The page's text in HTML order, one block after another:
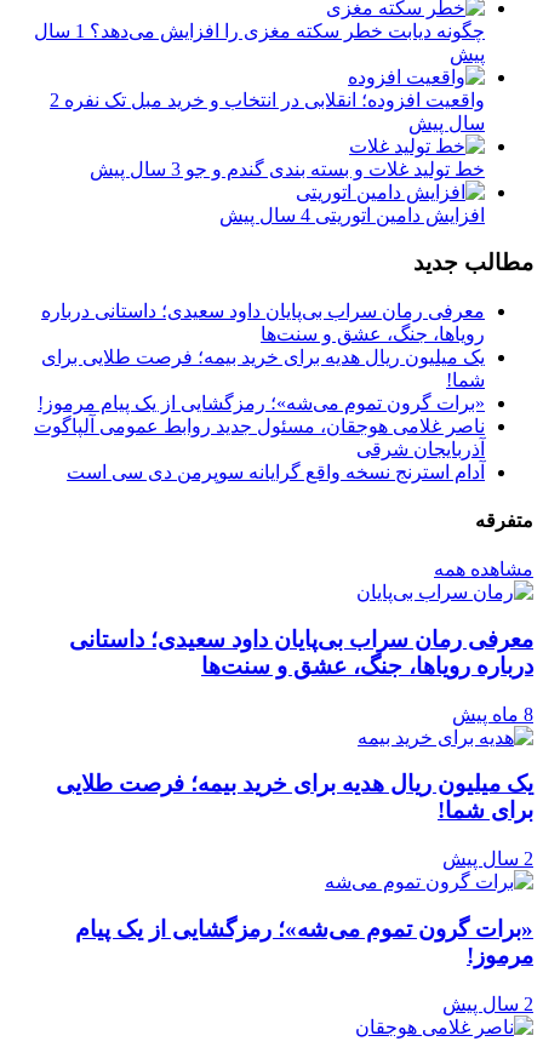
چگونه دیابت خطر سکته مغزی را افزایش می‌دهد؟
1 سال
پیش
واقعیت افزوده؛ انقلابی در انتخاب و خرید مبل تک نفره 2
سال پیش
خط تولید غلات و بسته بندی گندم و جو 3 سال پیش
افزایش دامین اتوریتی 4 سال پیش
مطالب جدید
معرفی رمان سراب بی‌پایان داود سعیدی؛ داستانی درباره
رویاها، جنگ، عشق و سنت‌ها
یک میلیون ریال هدیه برای خرید بیمه؛ فرصت طلایی برای
شما!
«برات گرون تموم می‌شه»؛ رمزگشایی از یک پیام مرموز!
ناصر غلامی هوجقان، مسئول جدید روابط عمومی آلپاگوت
آذربایجان شرقی
آدام استرنج نسخه واقع گرایانه سوپرمن دی سی است
متفرقه
مشاهده همه
معرفی رمان سراب بی‌پایان داود سعیدی؛ داستانی
درباره رویاها، جنگ، عشق و سنت‌ها
8 ماه پیش
یک میلیون ریال هدیه برای خرید بیمه؛ فرصت طلایی
برای شما!
2 سال پیش
«برات گرون تموم می‌شه»؛ رمزگشایی از یک پیام
مرموز!
2 سال پیش